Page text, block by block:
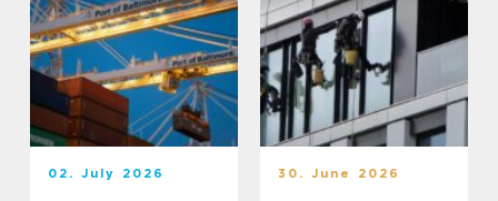
02. July 2026 30. June 2026